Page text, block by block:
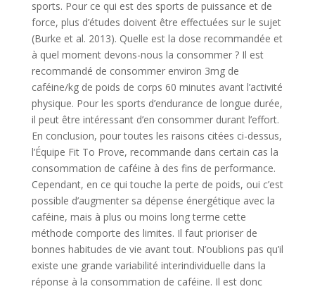
sports. Pour ce qui est des sports de puissance et de
force, plus d’études doivent être effectuées sur le sujet
(Burke et al. 2013). Quelle est la dose recommandée et
à quel moment devons-nous la consommer ? Il est
recommandé de consommer environ 3mg de
caféine/kg de poids de corps 60 minutes avant l’activité
physique. Pour les sports d’endurance de longue durée,
il peut être intéressant d’en consommer durant l’effort.
En conclusion, pour toutes les raisons citées ci-dessus,
l’Équipe Fit To Prove, recommande dans certain cas la
consommation de caféine à des fins de performance.
Cependant, en ce qui touche la perte de poids, oui c’est
possible d’augmenter sa dépense énergétique avec la
caféine, mais à plus ou moins long terme cette
méthode comporte des limites. Il faut prioriser de
bonnes habitudes de vie avant tout. N’oublions pas qu’il
existe une grande variabilité interindividuelle dans la
réponse à la consommation de caféine. Il est donc